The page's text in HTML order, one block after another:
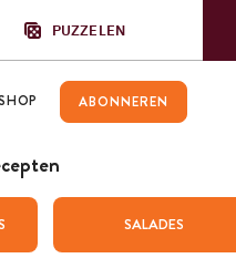
PUZZELEN
ABONNEREN
SALADES